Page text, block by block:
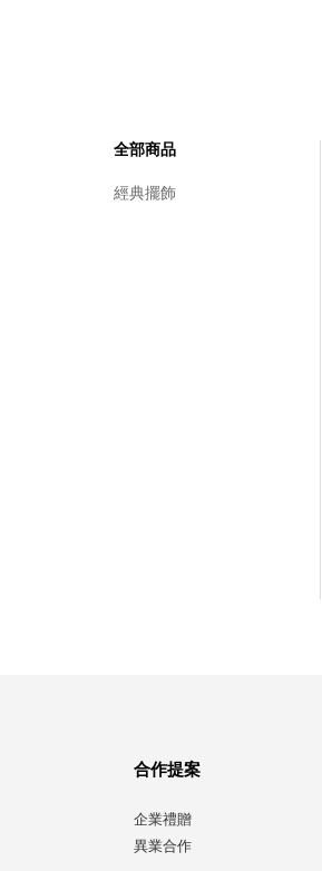
全部商品
經典擺飾
合作提案
企業禮贈
異業合作